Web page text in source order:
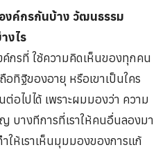
งค์กรกันบ้าง วัฒนธรรม
งไร
กรที่ ใช้ความคิดเห็นของทุกคน
ถือทิฐิของอายุ หรือเขาเป็นใคร
อไปได้ เพราะผมมองว่า ความ
บางทีการที่เราให้คนอื่นลองมา
ให้เราเห็นมุมมองของการแก้